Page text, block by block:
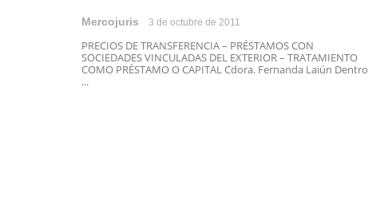
Mercojuris 3 de octubre de 2011
PRECIOS DE TRANSFERENCIA – PRÉSTAMOS CON
SOCIEDADES VINCULADAS DEL EXTERIOR – TRATAMIENTO
COMO PRÉSTAMO O CAPITAL Cdora. Fernanda Laiún Dentro
...